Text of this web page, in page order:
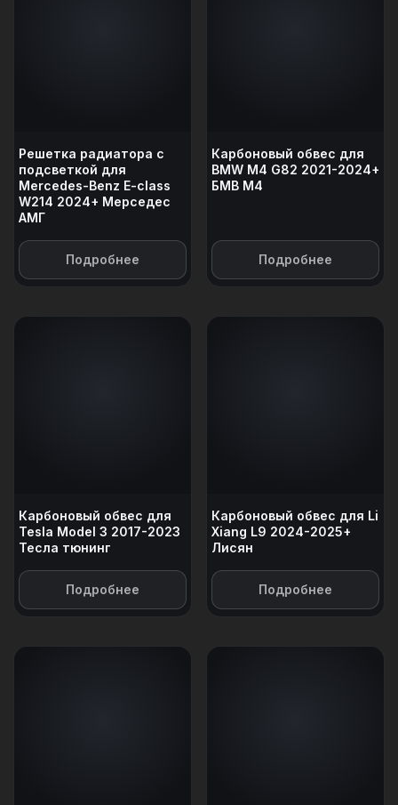
Решетка радиатора с
подсветкой для
Mercedes-Benz E-class
W214 2024+ Мерседес
АМГ
Подробнее
Карбоновый обвес для
BMW M4 G82 2021-2024+
БМВ М4
Подробнее
Карбоновый обвес для
Tesla Model 3 2017-2023
Тесла тюнинг
Подробнее
Карбоновый обвес для Li
Xiang L9 2024-2025+
Лисян
Подробнее